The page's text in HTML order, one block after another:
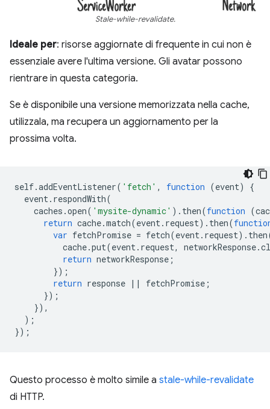
Stale-while-revalidate.
Ideale per: risorse aggiornate di frequente in cui non è
essenziale avere l'ultima versione. Gli avatar possono
rientrare in questa categoria.
Se è disponibile una versione memorizzata nella cache,
utilizzala, ma recupera un aggiornamento per la
prossima volta.
self.addEventListener( 'fetch' , function (event)
{
event. respondWith(
caches .open( 'mysite-dynamic' ). then(function (
return cache.match(event. request). then(
var fetchPromise = fetch(event. request). then
cache.put(event. request, networkResponse.
return networkResponse ;
});
return response || fetchPromise ;
});
}),
);
});
Questo processo è molto simile a stale-while-revalidate
di HTTP.